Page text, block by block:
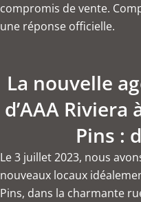
compromis de vente.
une réponse officielle.
La nouvelle
d’AAA Riviera
Pins :
Le 3 juillet 2023, nous
nouveaux locaux
Pins, dans la charmante